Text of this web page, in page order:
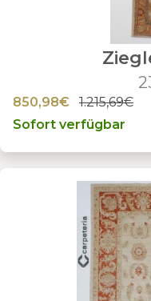
850,98€
1.215,69€
Sofort verfügbar